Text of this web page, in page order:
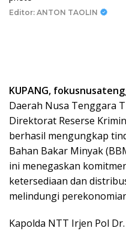
Editor: ANTON TAOLIN
KUPANG,
Daerah Nusa Tenggara
Direktorat Reserse
berhasil mengungkap
Bahan Bakar Minyak
ini menegaskan
ketersediaan dan
melindungi
Kapolda NTT Irjen Pol Dr.